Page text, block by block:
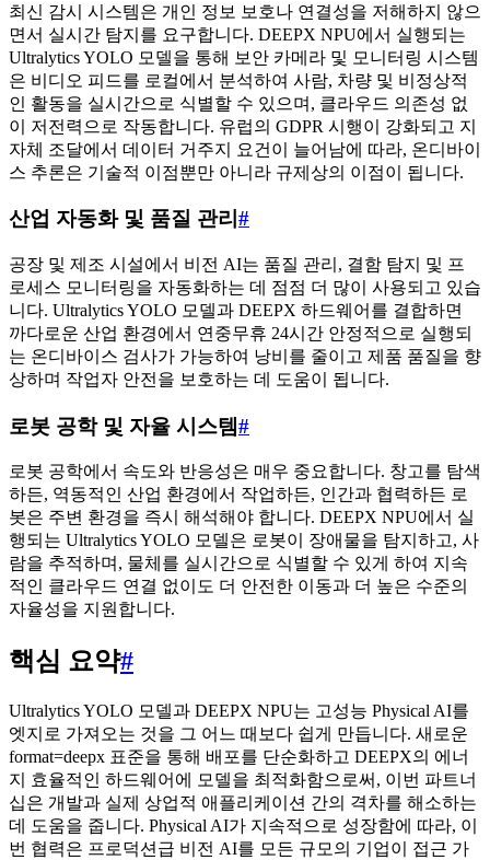
최신 감시 시스템은 개인 정보 보호나 연결성을 저해하지 않으
면서 실시간 탐지를 요구합니다. DEEPX NPU에서 실행되는
Ultralytics YOLO 모델을 통해 보안 카메라 및 모니터링 시스템
은 비디오 피드를 로컬에서 분석하여 사람, 차량 및 비정상적
인 활동을 실시간으로 식별할 수 있으며, 클라우드 의존성 없
이 저전력으로 작동합니다. 유럽의 GDPR 시행이 강화되고 지
자체 조달에서 데이터 거주지 요건이 늘어남에 따라, 온디바이
스 추론은 기술적 이점뿐만 아니라 규제상의 이점이 됩니다.
산업 자동화 및 품질 관리 #
공장 및 제조 시설에서 비전 AI는 품질 관리, 결함 탐지 및 프
로세스 모니터링을 자동화하는 데 점점 더 많이 사용되고 있습
니다. Ultralytics YOLO 모델과 DEEPX 하드웨어를 결합하면
까다로운 산업 환경에서 연중무휴 24시간 안정적으로 실행되
는 온디바이스 검사가 가능하여 낭비를 줄이고 제품 품질을 향
상하며 작업자 안전을 보호하는 데 도움이 됩니다.
로봇 공학 및 자율 시스템#
로봇 공학에서 속도와 반응성은 매우 중요합니다. 창고를 탐색
하든, 역동적인 산업 환경에서 작업하든, 인간과 협력하든 로
봇은 주변 환경을 즉시 해석해야 합니다. DEEPX NPU에서 실
행되는 Ultralytics YOLO 모델은 로봇이 장애물을 탐지하고, 사
람을 추적하며, 물체를 실시간으로 식별할 수 있게 하여 지속
적인 클라우드 연결 없이도 더 안전한 이동과 더 높은 수준의
자율성을 지원합니다.
핵심 요약#
Ultralytics YOLO 모델과 DEEPX NPU는 고성능 Physical AI를
엣지로 가져오는 것을 그 어느 때보다 쉽게 만듭니다. 새로운
format=deepx 표준을 통해 배포를 단순화하고 DEEPX의 에너
지 효율적인 하드웨어에 모델을 최적화함으로써, 이번 파트너
십은 개발과 실제 상업적 애플리케이션 간의 격차를 해소하는
데 도움을 줍니다. Physical AI가 지속적으로 성장함에 따라, 이
번 협력은 프로덕션급 비전 AI를 모든 규모의 기업이 접근 가